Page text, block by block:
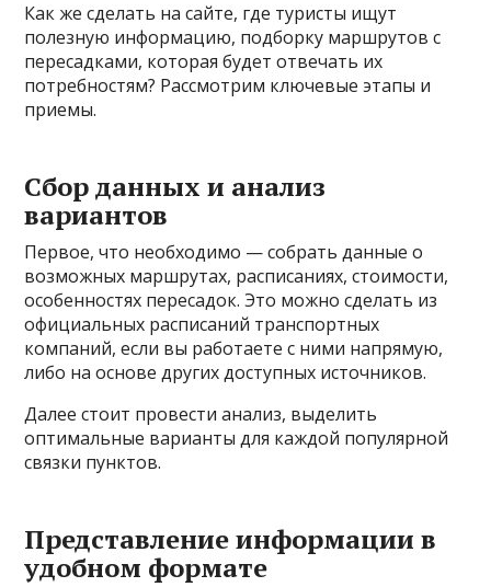
Как же сделать на сайте, где туристы ищут
полезную информацию, подборку маршрутов с
пересадками, которая будет отвечать их
потребностям? Рассмотрим ключевые этапы и
приемы.
Сбор данных и анализ
вариантов
Первое, что необходимо — собрать данные о
возможных маршрутах, расписаниях, стоимости,
особенностях пересадок. Это можно сделать из
официальных расписаний транспортных
компаний, если вы работаете с ними напрямую,
либо на основе других доступных источников.
Далее стоит провести анализ, выделить
оптимальные варианты для каждой популярной
связки пунктов.
Представление информации в
удобном формате